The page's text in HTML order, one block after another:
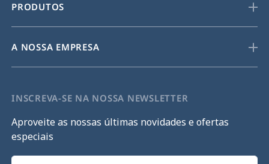
PRODUTOS
A NOSSA EMPRESA
INSCREVA-SE NA NOSSA NEWSLETTER
Aproveite as nossas últimas novidades e ofertas
especiais